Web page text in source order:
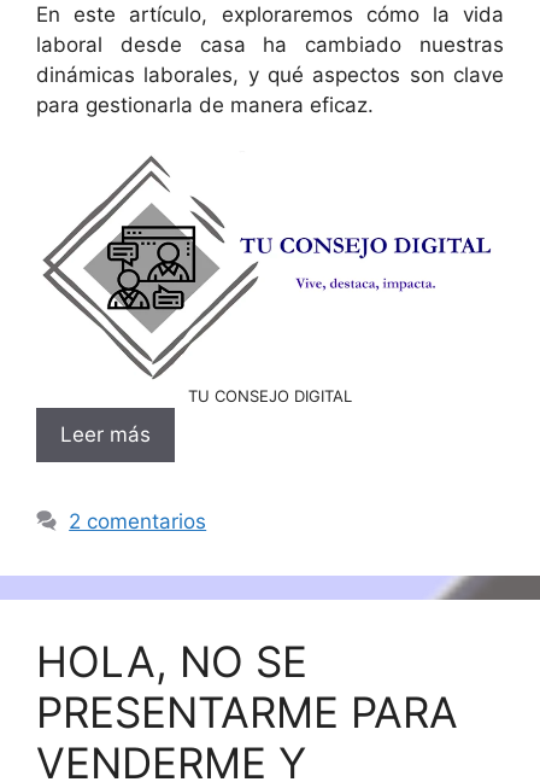
En este artículo, exploraremos cómo la vida
laboral desde casa ha cambiado nuestras
dinámicas laborales, y qué aspectos son clave
para gestionarla de manera eficaz.
TU CONSEJO DIGITAL
Leer más
2 comentarios
HOLA, NO SE
PRESENTARME PARA
VENDERME Y